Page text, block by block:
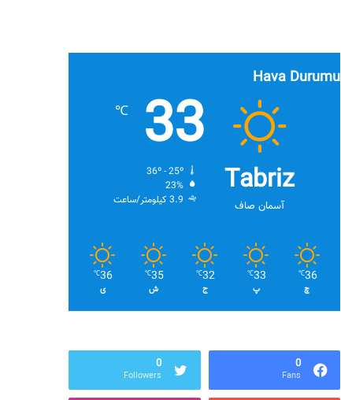
Hava Durumu
Tabriz
آسمان صاف
33
℃
23%
3.9 کیلومتر/ساعت
36
℃
چ
33
℃
پ
32
℃
ج
35
℃
ش
36
℃
ی
0
Fans
0
Followers